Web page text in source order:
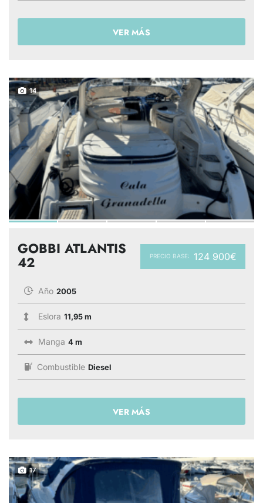
VER MÁS
14
PRECIO BASE: 124 900€
GOBBI ATLANTIS
42
Año 2005
Eslora 11,95 m
Manga 4 m
Combustible Diesel
VER MÁS
17